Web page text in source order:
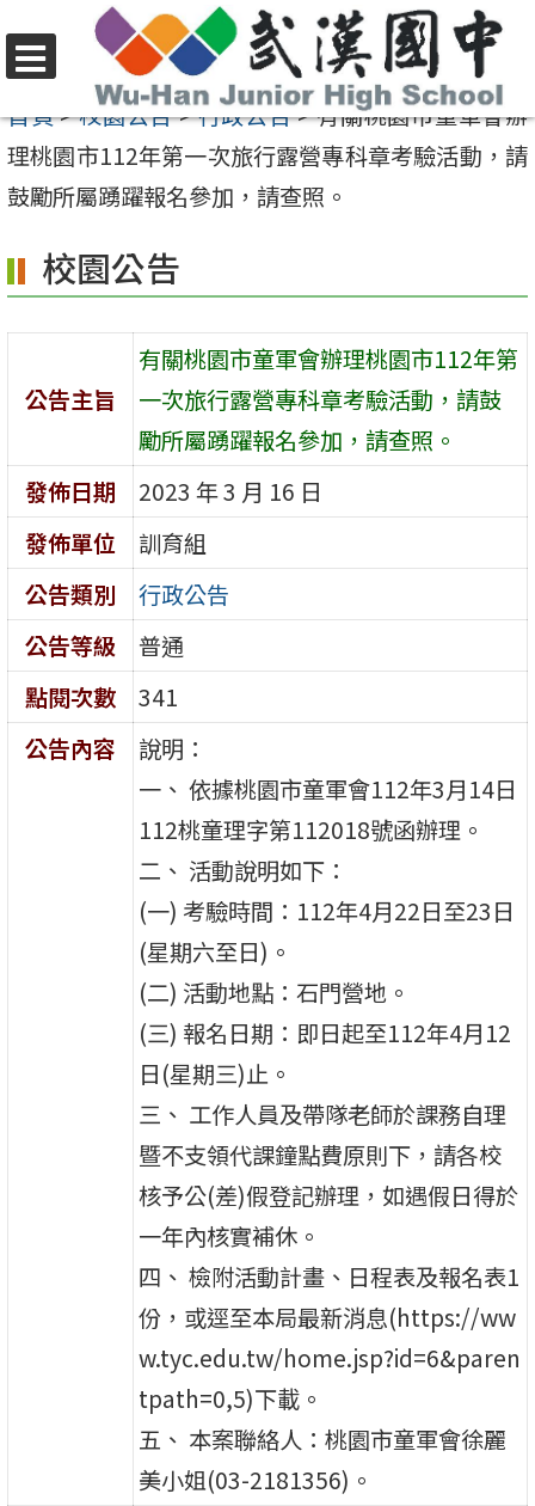
至
要
內
區
選
單
首頁>校園公告>行政公告>有關桃園市童軍會辦
理桃園市112年第一次旅行露營專科章考驗活動，請
鼓勵所屬踴躍報名參加，請查照。
校園公告
公告主旨
有關桃園市童軍會辦理桃園市112年第
一次旅行露營專科章考驗活動，請鼓
勵所屬踴躍報名參加，請查照。
發佈日期
2023 年 3 月 16 日
發佈單位
訓育組
公告類別
行政公告
公告等級
普通
點閱次數
341
公告內容
說明：
一、 依據桃園市童軍會112年3月14日
112桃童理字第112018號函辦理。
二、 活動說明如下：
(一) 考驗時間：112年4月22日至23日
(星期六至日)。
(二) 活動地點：石門營地。
(三) 報名日期：即日起至112年4月12
日(星期三)止。
三、 工作人員及帶隊老師於課務自理
暨不支領代課鐘點費原則下，請各校
核予公(差)假登記辦理，如遇假日得於
一年內核實補休。
四、 檢附活動計畫、日程表及報名表1
份，或逕至本局最新消息(https://ww
w.tyc.edu.tw/home.jsp?id=6&paren
tpath=0,5)下載。
五、 本案聯絡人：桃園市童軍會徐麗
美小姐(03-2181356)。